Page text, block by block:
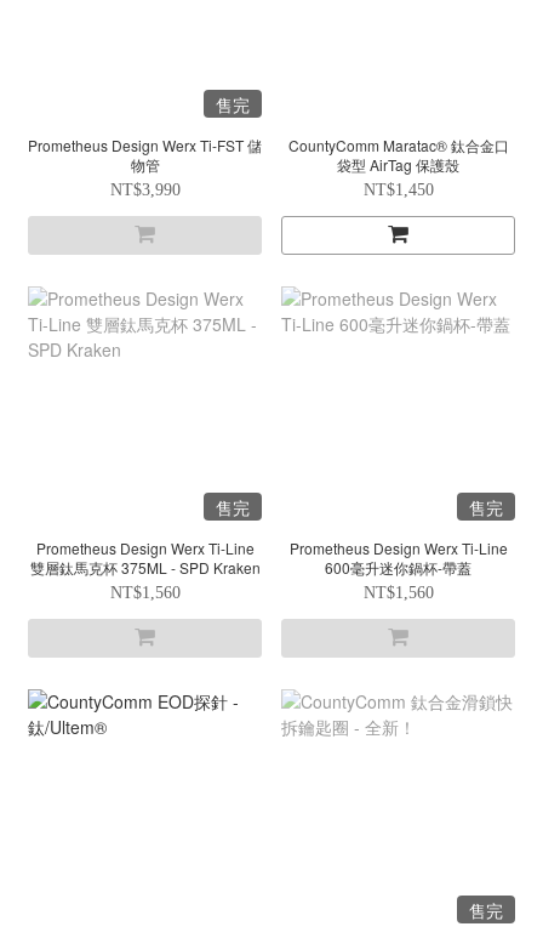
售完
Prometheus Design Werx Ti-FST 儲
物管
NT$3,990
CountyComm Maratac® 鈦合金口
袋型 AirTag 保護殼
NT$1,450
售完
Prometheus Design Werx Ti-Line
雙層鈦馬克杯 375ML - SPD Kraken
NT$1,560
售完
Prometheus Design Werx Ti-Line
600毫升迷你鍋杯-帶蓋
NT$1,560
售完